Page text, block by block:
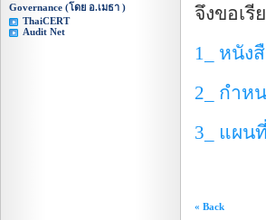
Governance (โดย อ.เมธา )
ThaiCERT
Audit Net
จึงขอเ
1_ หนัง
2_ กำห
3_ แผน
« Back